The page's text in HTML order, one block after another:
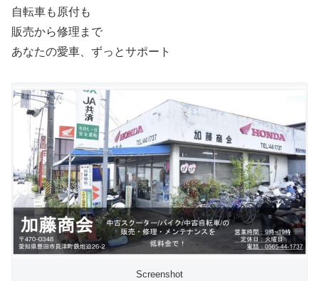
自転車も原付も
販売から修理まで
あなたの愛車、ずっとサポート
Screenshot